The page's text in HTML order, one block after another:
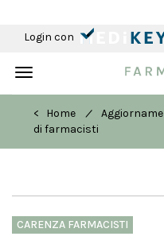
Login con
Toggle
< Home
/
di farmacisti
CARENZA FARMACISTI